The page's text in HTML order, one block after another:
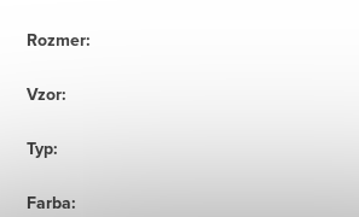
Rozmer:
Vzor:
Typ:
Farba: